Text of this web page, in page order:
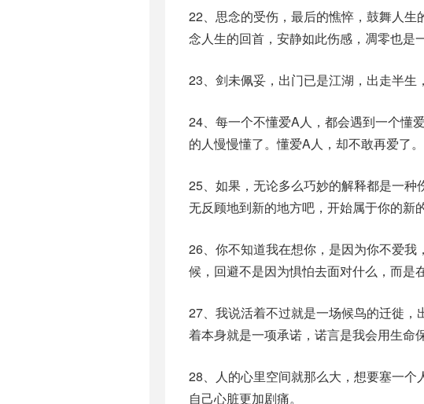
22、思念的受伤，最后的憔悴，鼓舞人
念人生的回首，安静如此伤感，凋零也是
23、剑未佩妥，出门已是江湖，出走半生
24、每一个不懂爱A人，都会遇到一个懂
的人慢慢懂了。懂爱A人，却不敢再爱了。
25、如果，无论多么巧妙的解释都是一
无反顾地到新的地方吧，开始属于你的新
26、你不知道我在想你，是因为你不爱
候，回避不是因为惧怕去面对什么，而是
27、我说活着不过就是一场候鸟的迁徙
着本身就是一项承诺，诺言是我会用生命
28、人的心里空间就那么大，想要塞一
自己心脏更加剧痛。